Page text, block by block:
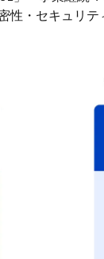
性・セキュリ